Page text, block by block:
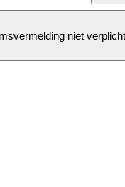
niet verplicht